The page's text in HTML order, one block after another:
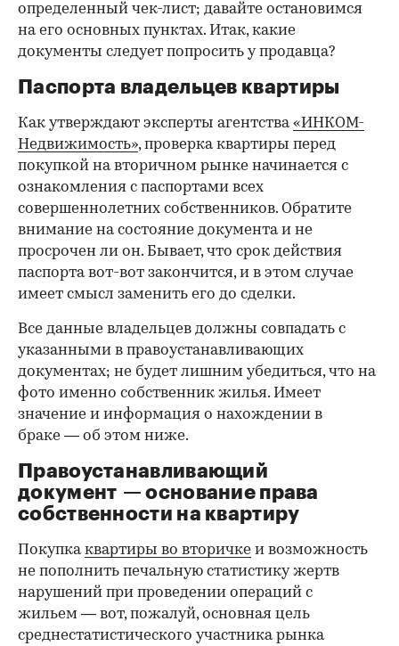
определенный чек-лист; давайте остановимся
на его основных пунктах. Итак, какие
документы следует попросить у продавца?
Паспорта владельцев квартиры
Как утверждают эксперты агентства«ИНКОМ-
Недвижимость», проверка квартиры перед
покупкой на вторичном рынке начинается с
ознакомления с паспортами всех
совершеннолетних собственников. Обратите
внимание на состояние документа и не
просрочен ли он. Бывает, что срок действия
паспорта вот-вот закончится, и в этом случае
имеет смысл заменить его до сделки.
00:00 / 00:00
Все данные владельцев должны совпадать с
указанными в правоустанавливающих
документах; не будет лишним убедиться, что на
фото именно собственник жилья. Имеет
значение и информация о нахождении в
браке — об этом ниже.
Правоустанавливающий
документ — основание права
собственности на квартиру
Покупкаквартиры во вторичке и возможность
не пополнить печальную статистику жертв
нарушений при проведении операций с
жильем — вот, пожалуй, основная цель
среднестатистического участника рынка